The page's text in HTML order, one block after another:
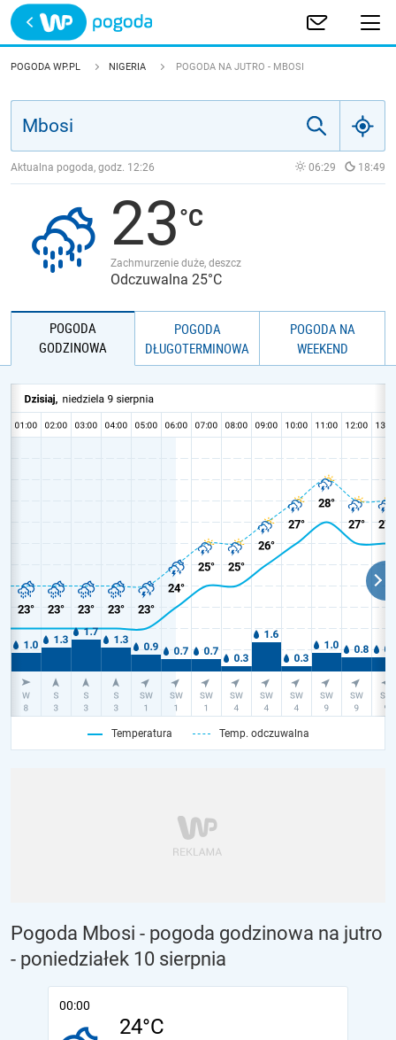
Trwa ładowanie
POLSKA
JAKOŚĆ POWIETRZA
POGODA WP.PL NIGERIA POGODA NA JUTRO - MBOSI
Aktualna pogoda, godz. 12:26 06:29 18:49
23
Zachmurzenie duże, deszcz
Odczuwalna 25°C
POGODA
GODZINOWA
POGODA
DŁUGOTERMINOWA
POGODA NA
WEEKEND
Temperatura Temp. odczuwalna
Pogoda Mbosi - pogoda godzinowa na jutro
- poniedziałek 10 sierpnia
00:00
24°C